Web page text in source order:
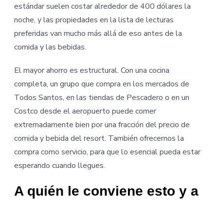
estándar suelen costar alrededor de 400 dólares la
noche, y las propiedades en la lista de lecturas
preferidas van mucho más allá de eso antes de la
comida y las bebidas.
El mayor ahorro es estructural. Con una cocina
completa, un grupo que compra en los mercados de
Todos Santos, en las tiendas de Pescadero o en un
Costco desde el aeropuerto puede comer
extremadamente bien por una fracción del precio de
comida y bebida del resort. También ofrecemos la
compra como servicio, para que lo esencial pueda estar
esperando cuando llegues.
A quién le conviene esto y a